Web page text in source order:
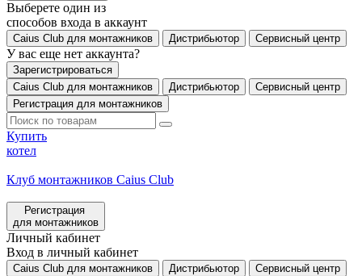
Выберете один из
способов входа в аккаунт
Caius Club для монтажников Дистрибьютор Сервисный центр
У вас еще нет аккаунта?
Зарегистрироваться
Caius Club для монтажников
Дистрибьютор
Сервисный центр
Регистрация для монтажников
Купить
котел
Клуб монтажников Caius Club
Регистрация
для монтажников
Личный кабинет
Вход в личный кабинет
Caius Club для монтажников Дистрибьютор Сервисный центр